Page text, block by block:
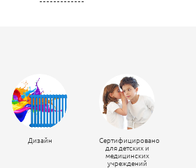
Дизайн
Сертифицировано
для детских и
медицинских
учреждений